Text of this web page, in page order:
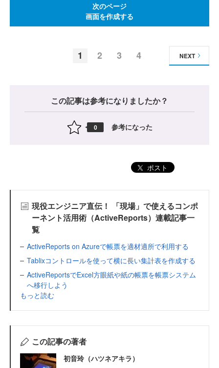
次のページ
画面を作成する
1 2 3 4 NEXT
この記事は参考になりましたか？
0 参考になった
ポスト
現役エンジニア直伝！ 「現場」で使えるコンポ
ーネント活用術（ActiveReports）連載記事一
覧
ActiveReports on Azureで帳票を適材適所で利用する
Tablixコントロールを使って横に長い集計表を作成する
ActiveReportsでExcel方眼紙や紙の帳票を帳票システム
へ移行しよう
もっと読む
この記事の著者
初音玲（ハツネアキラ）